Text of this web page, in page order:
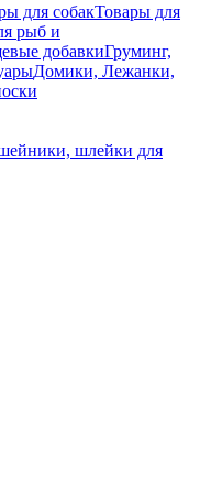
для собакТовары для
рыб и
добавкиГруминг,
Домики, Лежанки,
шлейки для